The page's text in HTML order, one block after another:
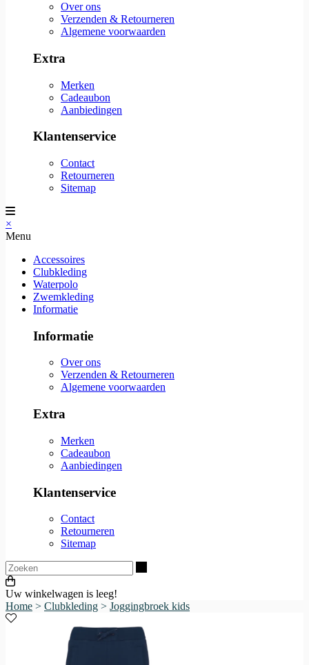
Over ons
Verzenden & Retourneren
Algemene voorwaarden
Extra
Merken
Cadeaubon
Aanbiedingen
Klantenservice
Contact
Retourneren
Sitemap
×
Menu
Accessoires
Clubkleding
Waterpolo
Zwemkleding
Informatie
Informatie
Over ons
Verzenden & Retourneren
Algemene voorwaarden
Extra
Merken
Cadeaubon
Aanbiedingen
Klantenservice
Contact
Retourneren
Sitemap
Uw winkelwagen is leeg!
Home > Clubkleding > Joggingbroek kids